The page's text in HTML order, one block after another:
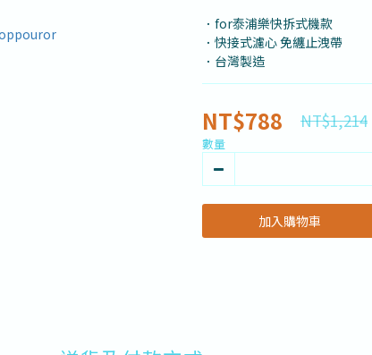
．for泰浦樂快拆式機款
．快接式濾心 免纏止洩帶
．台灣製造
NT$788 NT$1,214
數量
加入購物車